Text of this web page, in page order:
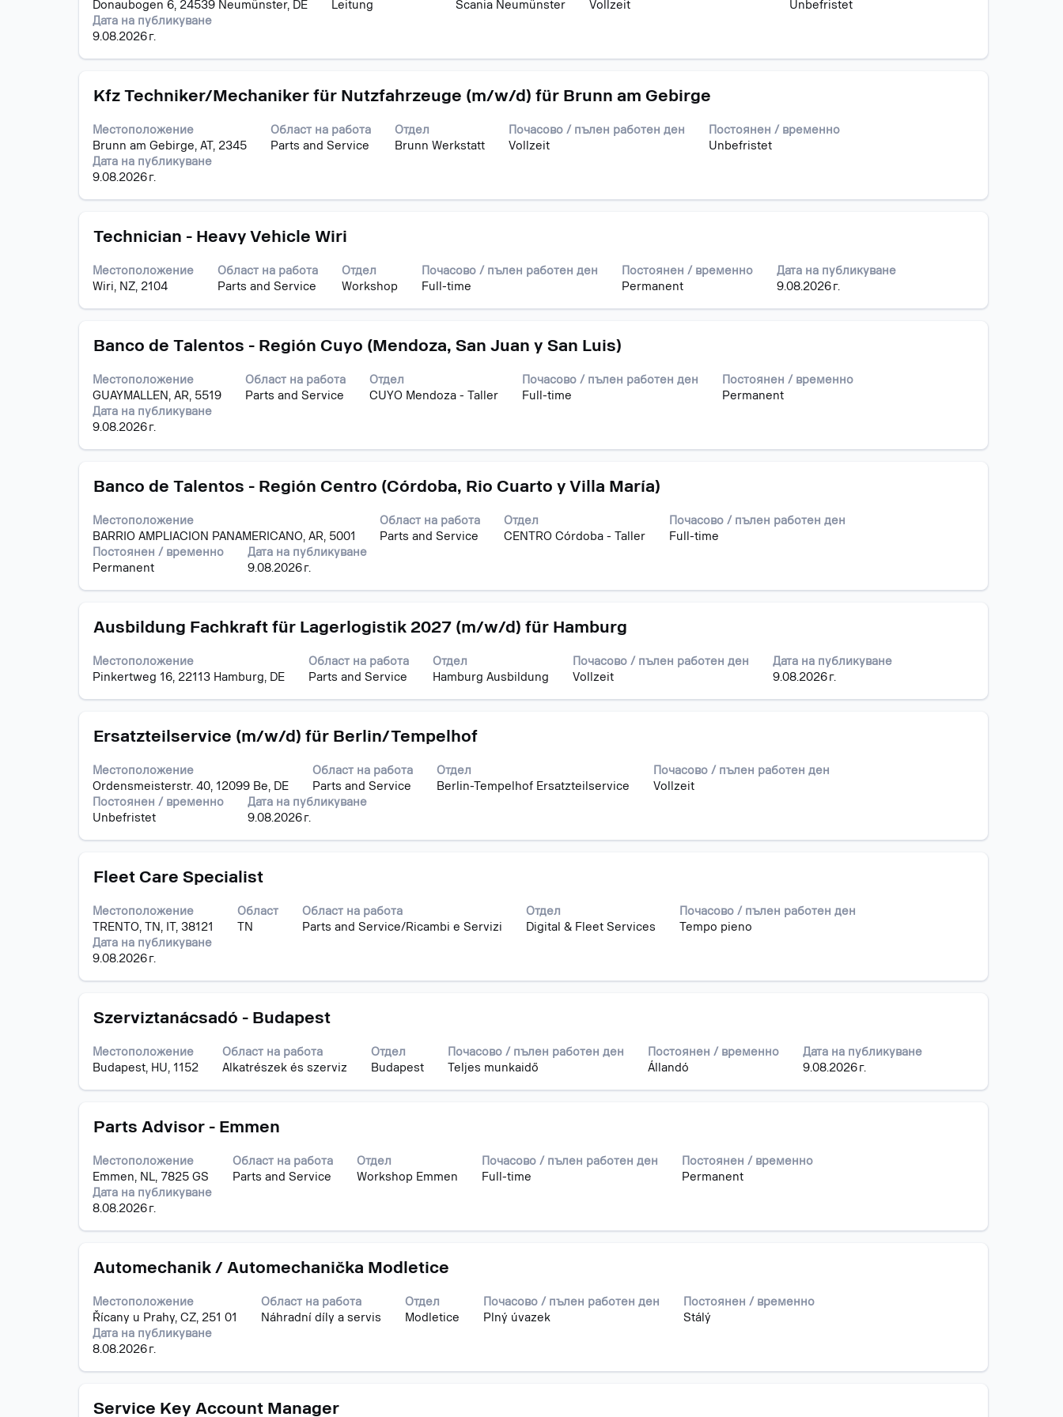
за
задание.
Donaubogen 6, 24539 Neumünster, DE
Leitung
Scania Neumünster
Vollzeit
Unbefristet
Дата на публикуване
9.08.2026 г.
интервал,
за
прегледате
съдържание
информацията
за
задание.
Позиция
Kfz Techniker/Mechaniker für Nutzfahrzeuge (m/w/d) für Brunn am Gebirge
Местоположение
Brunn am Gebirge, AT, 2345
Област на работа
Parts and Service
Отдел
Brunn Werkstatt
Почасово / пълен работен ден
Vollzeit
Постоянен / временно
Unbefristet
Дата на публикуване
9.08.2026 г.
Изберете
бутона
за
интервал,
за
прегледате
съдържание
информацията
за
задание.
Позиция
Technician - Heavy Vehicle Wiri
Местоположение
Wiri, NZ, 2104
Област на работа
Parts and Service
Отдел
Workshop
Почасово / пълен работен ден
Full-time
Постоянен / временно
Permanent
Дата на публикуване
9.08.2026 г.
Изберете
бутона
за
интервал,
за
прегледате
съдържание
на
информацията
за
Позиция
Banco de Talentos - Región Cuyo (Mendoza, San Juan y San Luis)
Местоположение
GUAYMALLEN, AR, 5519
Област на работа
Parts and Service
Отдел
CUYO Mendoza - Taller
Почасово / пълен работен ден
Full-time
Постоянен / временно
Permanent
Дата на публикуване
9.08.2026 г.
Изберете
бутона
за
интервал,
за
прегледате
съдържание
информацията
за
задание.
Позиция
Banco de Talentos - Región Centro (Córdoba, Rio Cuarto y Villa María)
Местоположение
BARRIO AMPLIACION PANAMERICANO, AR, 5001
Област на работа
Parts and Service
Отдел
CENTRO Córdoba - Taller
Почасово / пълен работен ден
Full-time
Постоянен / временно
Permanent
Дата на публикуване
9.08.2026 г.
Изберете
бутона
за
интервал,
за
прегледате
съдържание
информацията
за
Позиция
Ausbildung Fachkraft für Lagerlogistik 2027 (m/w/d) für Hamburg
Местоположение
Pinkertweg 16, 22113 Hamburg, DE
Област на работа
Parts and Service
Отдел
Hamburg Ausbildung
Почасово / пълен работен ден
Vollzeit
Дата на публикуване
9.08.2026 г.
Изберете
бутона
за
за
прегледате
съдържание
на
информацията
за
Позиция
Ersatzteilservice (m/w/d) für Berlin/Tempelhof
Местоположение
Ordensmeisterstr. 40, 12099 Be, DE
Област на работа
Parts and Service
Отдел
Berlin-Tempelhof Ersatzteilservice
Почасово / пълен работен ден
Vollzeit
Постоянен / временно
Unbefristet
Дата на публикуване
9.08.2026 г.
Изберете
бутона
за
интервал,
за
прегледате
съдържание
информацията
за
задание.
Позиция
Fleet Care Specialist
Местоположение
TRENTO, TN, IT, 38121
Област
TN
Област на работа
Parts and Service/Ricambi e Servizi
Отдел
Digital & Fleet Services
Почасово / пълен работен ден
Tempo pieno
Дата на публикуване
9.08.2026 г.
Изберете
бутона
за
интервал,
за
прегледате
съдържание
информацията
за
задание.
Позиция
Szerviztanácsadó - Budapest
Местоположение
Budapest, HU, 1152
Област на работа
Alkatrészek és szerviz
Отдел
Budapest
Почасово / пълен работен ден
Teljes munkaidő
Постоянен / временно
Állandó
Дата на публикуване
9.08.2026 г.
Изберете
бутона
за
интервал,
за
прегледате
съдържание
на
информацията
за
Позиция
Parts Advisor - Emmen
Местоположение
Emmen, NL, 7825 GS
Област на работа
Parts and Service
Отдел
Workshop Emmen
Почасово / пълен работен ден
Full-time
Постоянен / временно
Permanent
Дата на публикуване
8.08.2026 г.
Изберете
бутона
за
интервал,
за
прегледате
съдържание
информацията
за
задание.
Позиция
Automechanik / Automechanička Modletice
Местоположение
Řícany u Prahy, CZ, 251 01
Област на работа
Náhradní díly a servis
Отдел
Modletice
Почасово / пълен работен ден
Plný úvazek
Постоянен / временно
Stálý
Дата на публикуване
8.08.2026 г.
Изберете
бутона
за
интервал,
за
прегледате
съдържание
Позиция
Service Key Account Manager
Изберете